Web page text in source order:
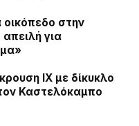
στην
για
ΙΧ με δίκυκλο
Καστελόκαμπο